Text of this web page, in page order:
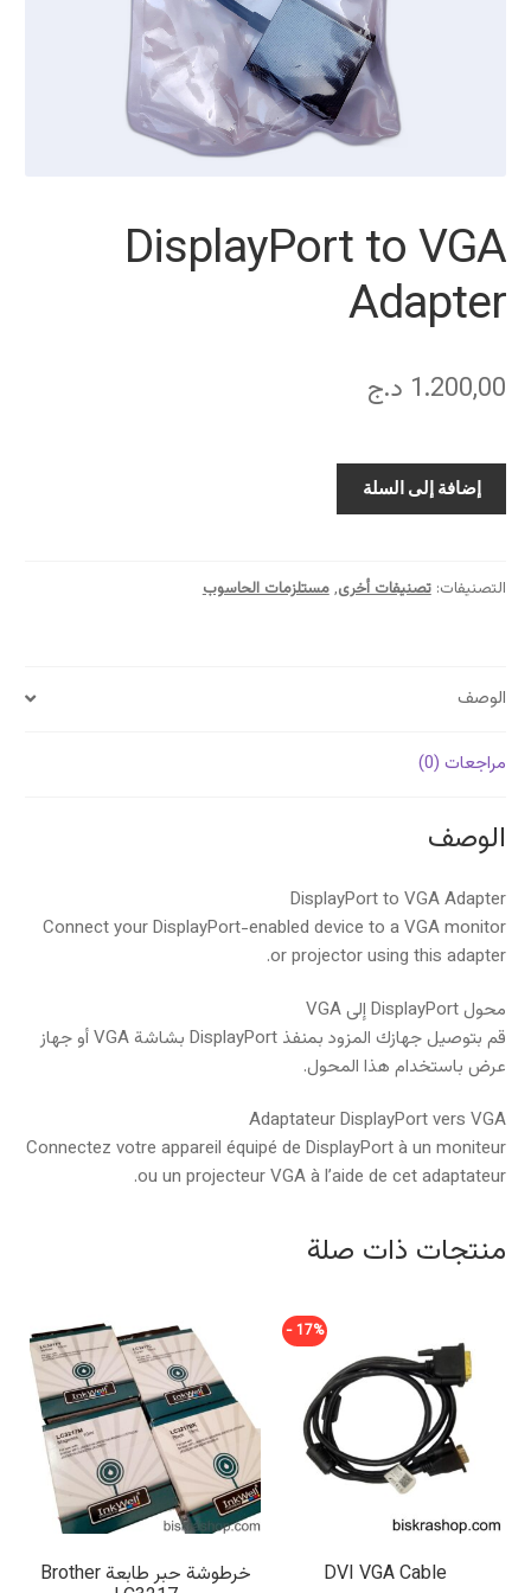
DisplayPort to VGA
Adapter
1.200,00 د.ج
كمية
DisplayPort
Adapter
إضافة إلى السلة
التصنيفات:تصنيفات أخرى,مستلزمات الحاسوب
الوصف
مراجعات (0)
الوصف
DisplayPort to VGA Adapter
Connect your DisplayPort-enabled device to a VGA monitor
or projector using this adapter.
محول DisplayPort إلى VGA
قم بتوصيل جهازك المزود بمنفذ DisplayPort بشاشة VGA أو جهاز
عرض باستخدام هذا المحول.
Adaptateur DisplayPort vers VGA
Connectez votre appareil équipé de DisplayPort à un moniteur
ou un projecteur VGA à l’aide de cet adaptateur.
منتجات ذات صلة
DVI VGA Cable
17% -
خرطوشة حبر طابعة Brother